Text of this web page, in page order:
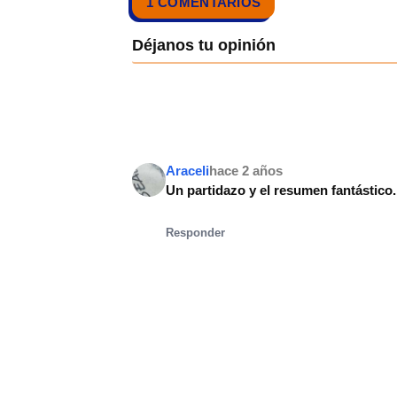
Aracelihace 2 años
Un partidazo y el resumen
Responder